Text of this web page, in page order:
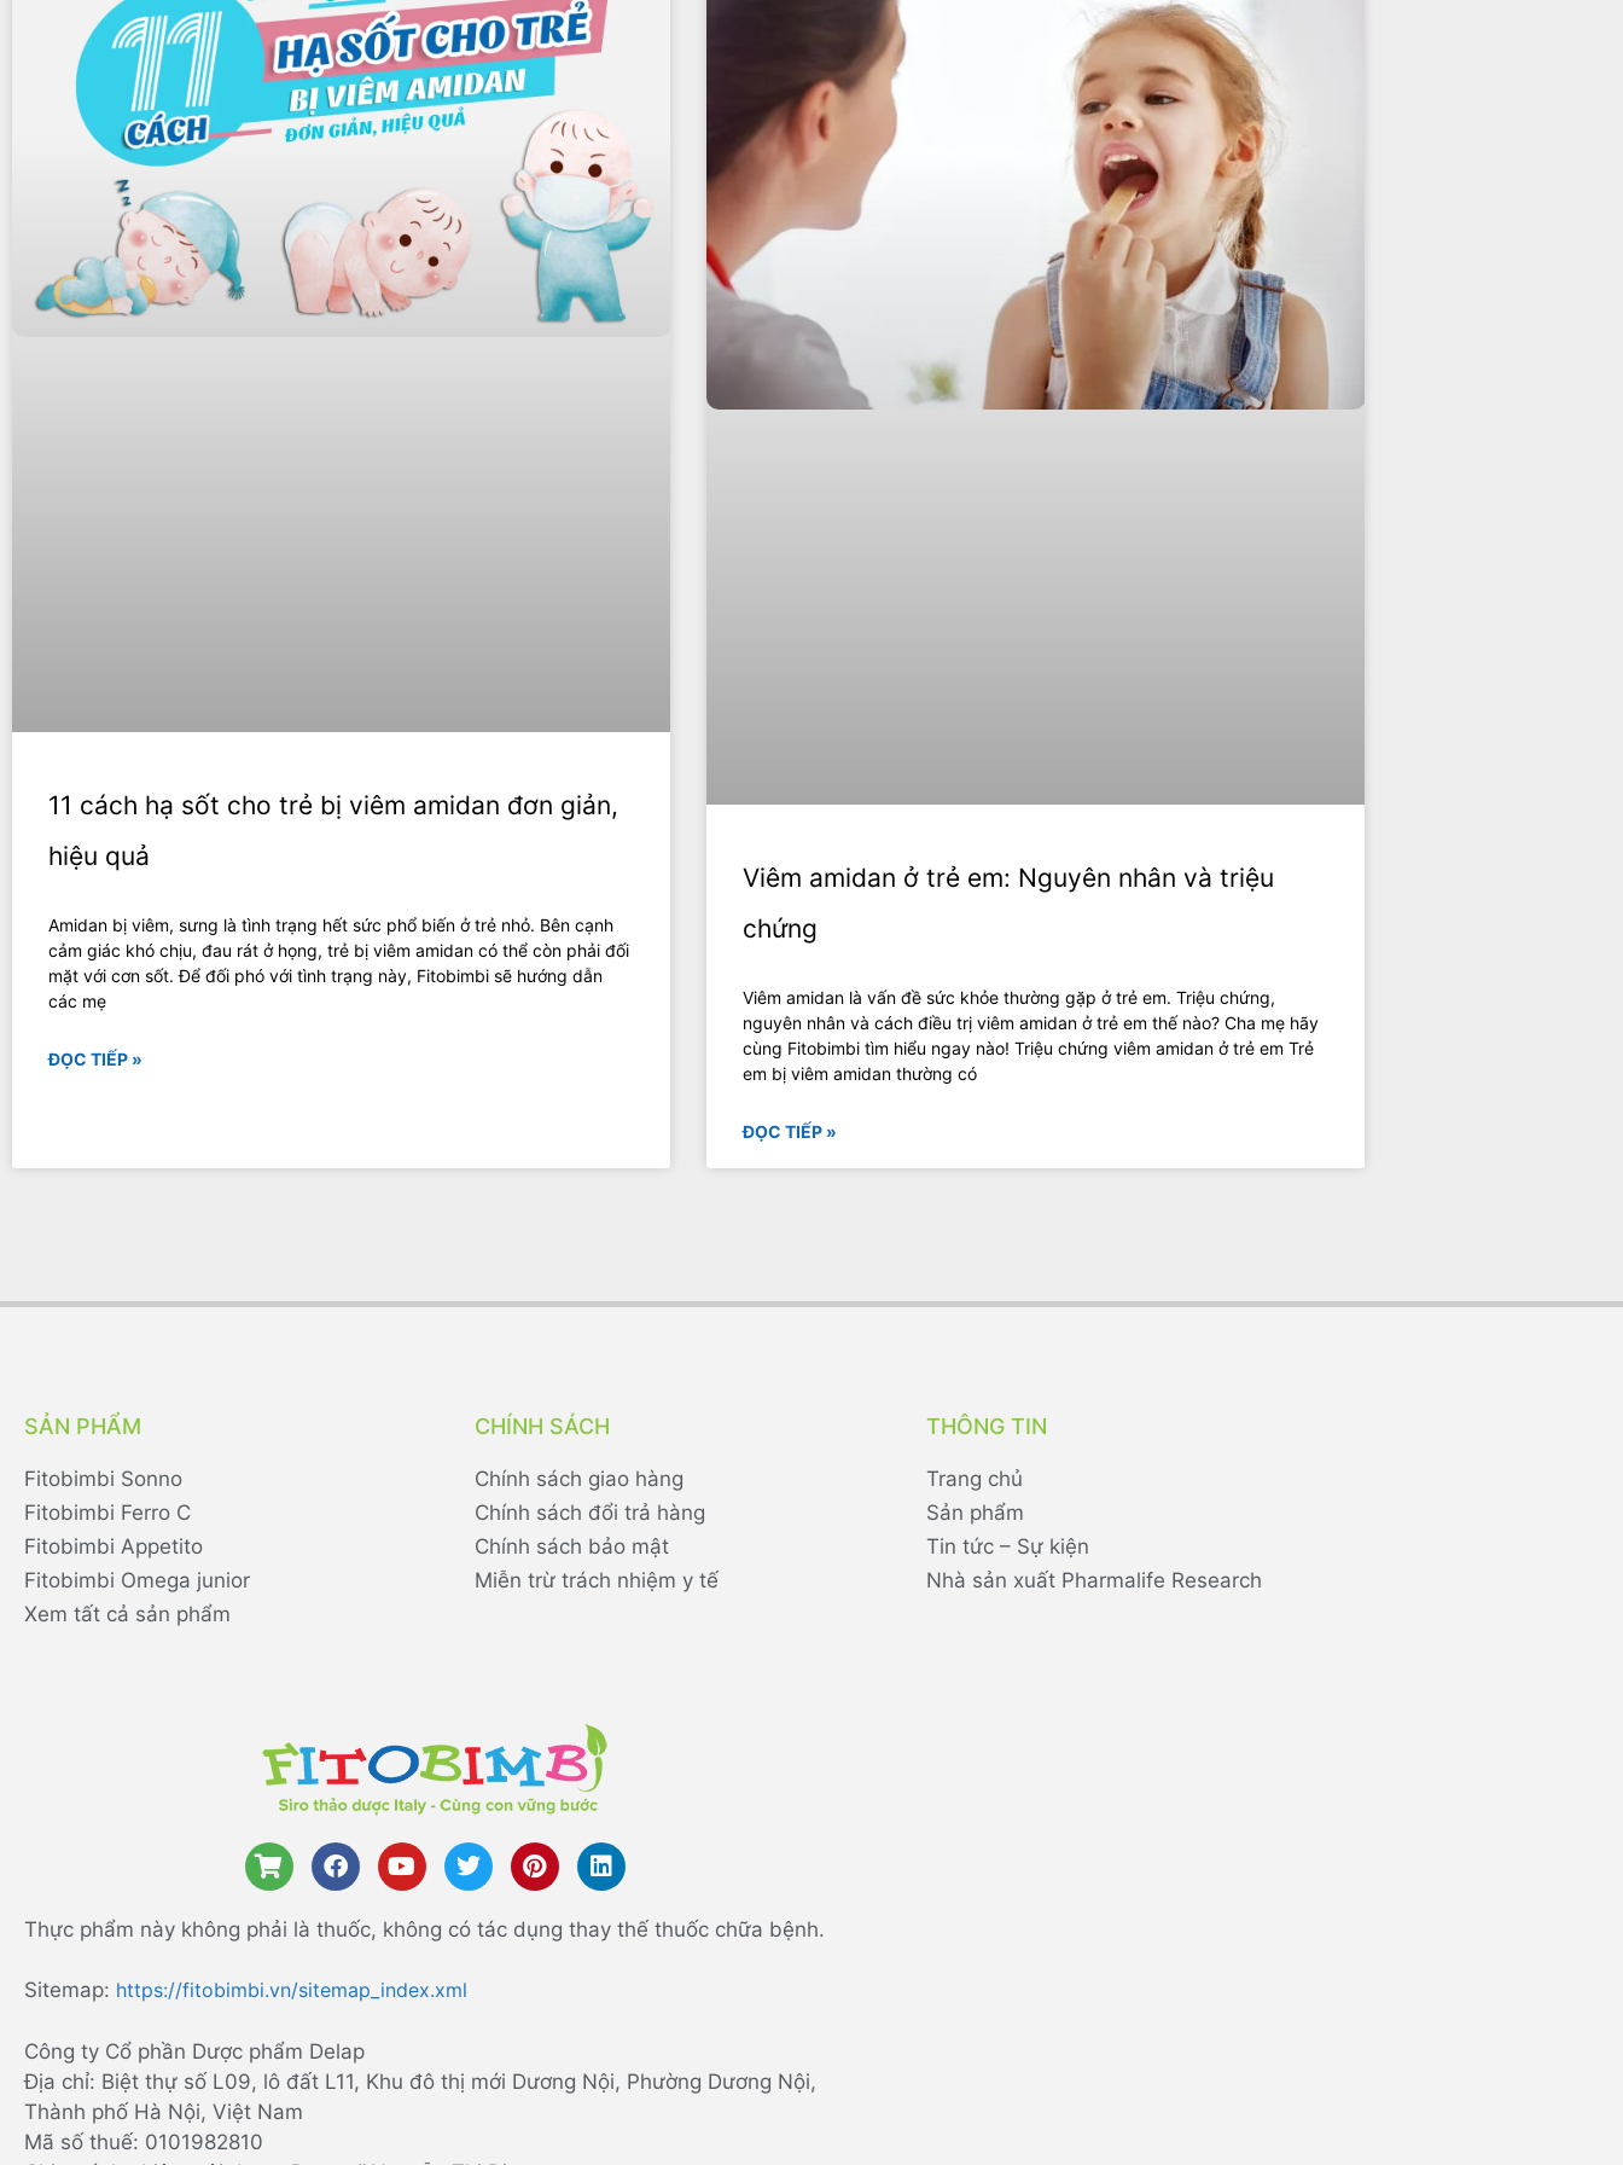
11 cách hạ sốt cho trẻ bị viêm amidan đơn giản,
hiệu quả
Amidan bị viêm, sưng là tình trạng hết sức phổ biến ở trẻ nhỏ. Bên cạnh
cảm giác khó chịu, đau rát ở họng, trẻ bị viêm amidan có thể còn phải đối
mặt với cơn sốt. Để đối phó với tình trạng này, Fitobimbi sẽ hướng dẫn
các mẹ
ĐỌC TIẾP »
Viêm amidan ở trẻ em: Nguyên nhân và triệu
chứng
Viêm amidan là vấn đề sức khỏe thường gặp ở trẻ em. Triệu chứng,
nguyên nhân và cách điều trị viêm amidan ở trẻ em thế nào? Cha mẹ hãy
cùng Fitobimbi tìm hiểu ngay nào! Triệu chứng viêm amidan ở trẻ em Trẻ
em bị viêm amidan thường có
ĐỌC TIẾP »
SẢN PHẨM
Fitobimbi Sonno
Fitobimbi Ferro C
Fitobimbi Appetito
Fitobimbi Omega junior
Xem tất cả sản phẩm
CHÍNH SÁCH
Chính sách giao hàng
Chính sách đổi trả hàng
Chính sách bảo mật
Miễn trừ trách nhiệm y tế
THÔNG TIN
Trang chủ
Sản phẩm
Tin tức – Sự kiện
Nhà sản xuất Pharmalife Research
Thực phẩm này không phải là thuốc, không có tác dụng thay thế thuốc chữa bệnh.
Sitemap: https://fitobimbi.vn/sitemap_index.xml
Công ty Cổ phần Dược phẩm Delap
Địa chỉ: Biệt thự số L09, lô đất L11, Khu đô thị mới Dương Nội, Phường Dương Nội,
Thành phố Hà Nội, Việt Nam
Mã số thuế: 0101982810